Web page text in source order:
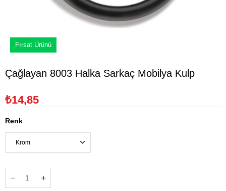
Fırsat Ürünü
Çağlayan 8003 Halka Sarkaç Mobilya Kulp
₺14,85
Renk